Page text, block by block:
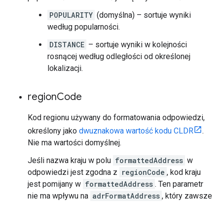
POPULARITY (domyślna) – sortuje wyniki
według popularności.
DISTANCE – sortuje wyniki w kolejności
rosnącej według odległości od określonej
lokalizacji.
regionCode
Kod regionu używany do formatowania odpowiedzi,
określony jako dwuznakowa wartość kodu CLDR
.
Nie ma wartości domyślnej.
Jeśli nazwa kraju w polu formattedAddress w
odpowiedzi jest zgodna z regionCode , kod kraju
jest pomijany w formattedAddress . Ten parametr
nie ma wpływu na adrFormatAddress , który zawsze